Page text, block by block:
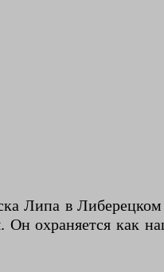
Липа в
охраняется как